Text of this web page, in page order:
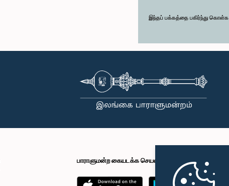
இந்தப் பக்கத்தை பகிர்ந்து கொள்க
பாராளுமன்ற கையடக்க செயலி